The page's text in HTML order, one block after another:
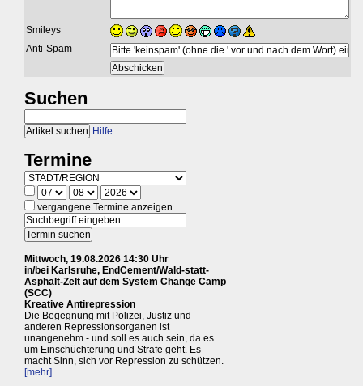
Smileys
Anti-Spam
Suchen
Hilfe
Termine
vergangene Termine anzeigen
Mittwoch, 19.08.2026 14:30 Uhr
in/bei Karlsruhe, EndCement/Wald-statt-
Asphalt-Zelt auf dem System Change Camp
(SCC)
Kreative Antirepression
Die Begegnung mit Polizei, Justiz und
anderen Repressionsorganen ist
unangenehm - und soll es auch sein, da es
um Einschüchterung und Strafe geht. Es
macht Sinn, sich vor Repression zu schützen.
[mehr]